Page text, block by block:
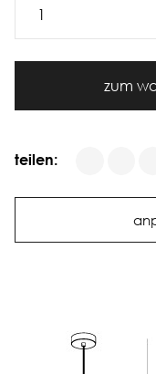
zum
teilen: